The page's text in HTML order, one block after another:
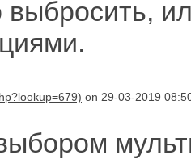
on 29-03-2019